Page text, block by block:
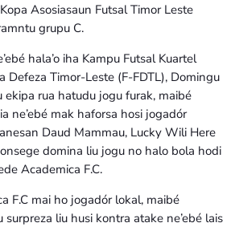
RAFA
- 10:00 AM
Asosiasaun Futsal Timor Leste
grupu C.
hala’o iha Kampu Futsal Kuartel
Defeza Timor-Leste (F-FDTL), Domingu
rua hatudu jogu furak, maibé
ne’ebé mak haforsa hosi jogadór
Daud Mammau, Lucky Wili Here
domina liu jogu no halo bola hodi
Academica F.C.
F.C mai ho jogadór lokal, maibé
liu husi kontra atake ne’ebé lais